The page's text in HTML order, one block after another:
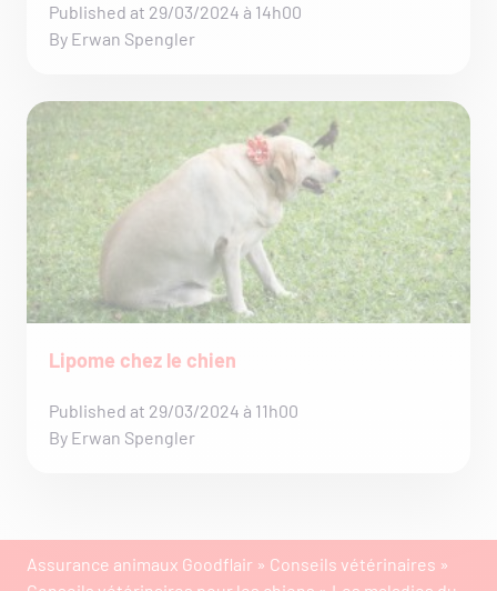
Published at 29/03/2024 à 14h00
By Erwan Spengler
Lipome chez le chien
Published at 29/03/2024 à 11h00
By Erwan Spengler
Assurance animaux Goodflair » Conseils vétérinaires »